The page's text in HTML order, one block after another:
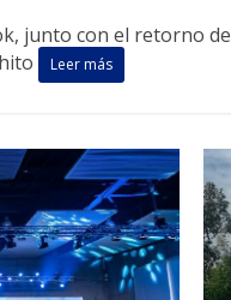
junto con el retorno
Leer más